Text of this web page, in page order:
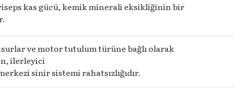
kas gücü, kemik minerali eksikliğinin bir
ve motor tutulum türüne bağlı olarak
ilerleyici
sinir sistemi rahatsızlığıdır.